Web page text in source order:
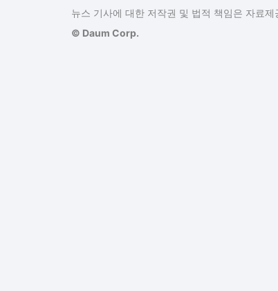
뉴스 기사에 대한 저작권 및 법적 책임은 자료
© Daum Corp.